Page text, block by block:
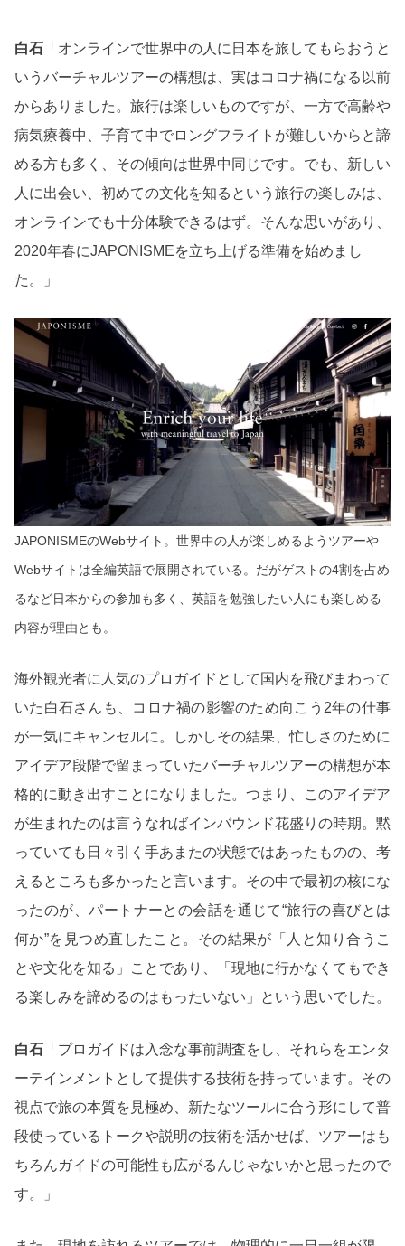
白石 「オンラインで世界中の人に日本を旅してもらおうと
いうバーチャルツアーの構想は、実はコロナ禍になる以前
からありました。旅行は楽しいものですが、一方で高齢や
病気療養中、子育て中でロングフライトが難しいからと諦
める方も多く、その傾向は世界中同じです。でも、新しい
人に出会い、初めての文化を知るという旅行の楽しみは、
オンラインでも十分体験できるはず。そんな思いがあり、
2020年春にJAPONISMEを立ち上げる準備を始めまし
た。」
JAPONISMEのWebサイト。世界中の人が楽しめるようツアーや
Webサイトは全編英語で展開されている。だがゲストの4割を占め
るなど日本からの参加も多く、英語を勉強したい人にも楽しめる
内容が理由とも。
海外観光者に人気のプロガイドとして国内を飛びまわって
いた白石さんも、コロナ禍の影響のため向こう2年の仕事
が一気にキャンセルに。しかしその結果、忙しさのために
アイデア段階で留まっていたバーチャルツアーの構想が本
格的に動き出すことになりました。つまり、このアイデア
が生まれたのは言うなればインバウンド花盛りの時期。黙
っていても日々引く手あまたの状態ではあったものの、考
えるところも多かったと言います。その中で最初の核にな
ったのが、パートナーとの会話を通じて“旅行の喜びとは
何か”を見つめ直したこと。その結果が「人と知り合うこ
とや文化を知る」ことであり、「現地に行かなくてもでき
る楽しみを諦めるのはもったいない」という思いでした。
白石 「プロガイドは入念な事前調査をし、それらをエンタ
ーテインメントとして提供する技術を持っています。その
視点で旅の本質を見極め、新たなツールに合う形にして普
段使っているトークや説明の技術を活かせば、ツアーはも
ちろんガイドの可能性も広がるんじゃないかと思ったので
す。」